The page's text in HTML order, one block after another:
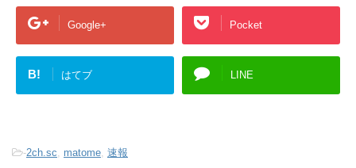
Google+ Pocket
B! はてブ LINE
-2ch.sc matome 速報